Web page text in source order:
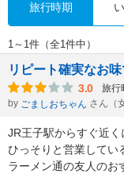
旅行時期
1～1件（全1件中）
リピート確実なお
3.0 旅行
by ごましおちゃん さん（
JR王子駅からすぐ近く
ひっそりと営業してい
ラーメン通の友人のお